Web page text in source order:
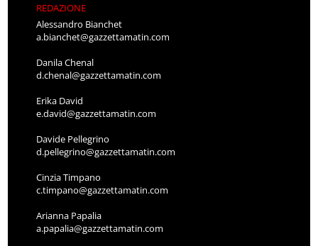
REDAZIONE
Alessandro Bianchet
a.bianchet@gazzettamatin.com
Danila Chenal
d.chenal@gazzettamatin.com
Erika David
e.david@gazzettamatin.com
Davide Pellegrino
d.pellegrino@gazzettamatin.com
Cinzia Timpano
c.timpano@gazzettamatin.com
Arianna Papalia
a.papalia@gazzettamatin.com